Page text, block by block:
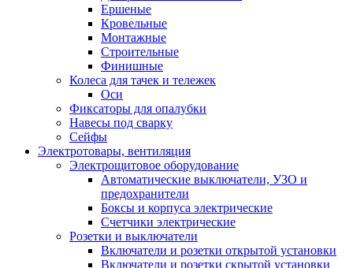
Ершеные
Кровельные
Монтажные
Строительные
Финишные
Колеса для тачек и тележек
Оси
Фиксаторы для опалубки
Навесы под сварку
Сейфы
Электротовары, вентиляция
Электрощитовое оборудование
Автоматические выключатели, УЗО и
предохранители
Боксы и корпуса электрические
Счетчики электрические
Розетки и выключатели
Включатели и розетки открытой установки
Включатели и розетки скрытой установки